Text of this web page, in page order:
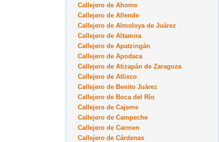
Callejero de Ahome
Callejero de Allende
Callejero de Almoloya de Juárez
Callejero de Altamira
Callejero de Apatzingán
Callejero de Apodaca
Callejero de Atizapán de Zaragoza
Callejero de Atlixco
Callejero de Benito Juárez
Callejero de Boca del Río
Callejero de Cajeme
Callejero de Campeche
Callejero de Carmen
Callejero de Cárdenas